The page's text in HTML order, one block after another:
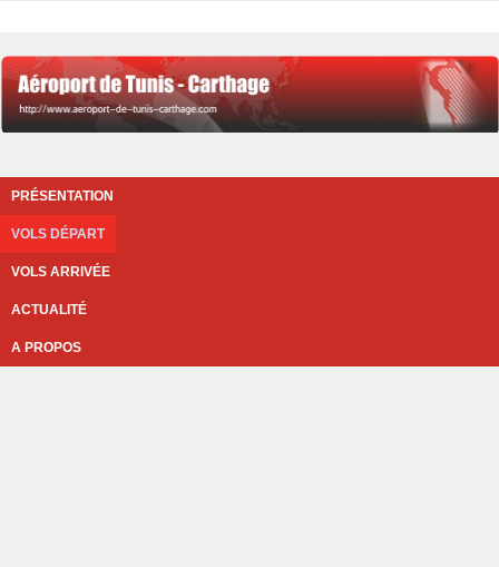
PRÉSENTATION
VOLS DÉPART
VOLS ARRIVÉE
ACTUALITÉ
A PROPOS